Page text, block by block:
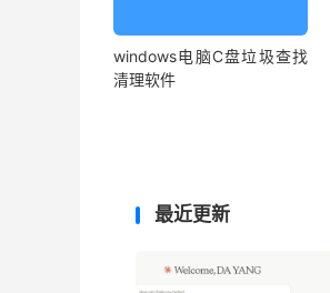
windows电脑C盘垃圾查找
清理软件
最近更新